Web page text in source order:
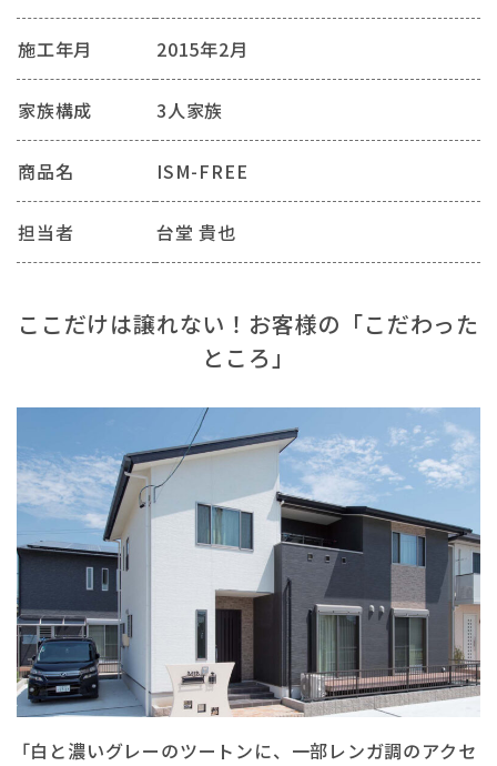
施工年月 2015年2月
家族構成 3人家族
商品名 ISM-FREE
担当者 台堂 貴也
ここだけは譲れない！お客様の「こだわった
ところ」
｢白と濃いグレーのツートンに、一部レンガ調のアクセ